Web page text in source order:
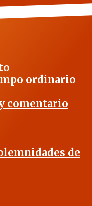
ordinario
comentario
de